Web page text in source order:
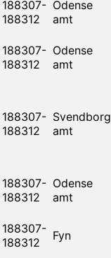
188307-
188312
Odense
amt
188307-
188312
Odense
amt
188307-
188312
Svendborg
amt
188307-
188312
Odense
amt
188307-
188312
Fyn